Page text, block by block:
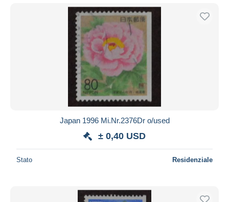
Japan 1996 Mi.Nr.2376Dr o/used
± 0,40 USD
Stato Residenziale